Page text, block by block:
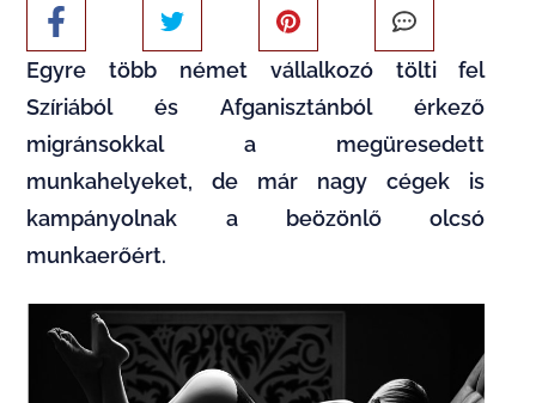
Egyre több német vállalkozó tölti fel
Szíriából és Afganisztánból érkező
migránsokkal a megüresedett
munkahelyeket, de már nagy cégek is
kampányolnak a beözönlő olcsó
munkaerőért.